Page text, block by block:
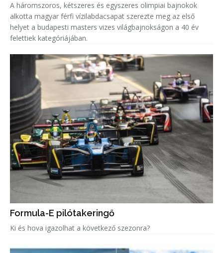
A háromszoros, kétszeres és egyszeres olimpiai bajnokok
alkotta magyar férfi vízilabdacsapat szerezte meg az első
helyet a budapesti masters vizes világbajnokságon a 40 év
felettiek kategóriájában.
Formula-E pilótakeringő
Ki és hova igazolhat a következő szezonra?